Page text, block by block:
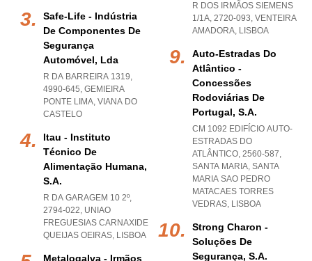
Safe-Life - Indústria
De Componentes De
Segurança
Automóvel, Lda
R DA BARREIRA 1319,
4990-645, GEMIEIRA
PONTE LIMA, VIANA DO
CASTELO
Itau - Instituto
Técnico De
Alimentação Humana,
S.a.
R DA GARAGEM 10 2º,
2794-022, UNIAO
FREGUESIAS CARNAXIDE
QUEIJAS OEIRAS, LISBOA
Metalogalva - Irmãos
R DOS IRMÃOS SIEMENS
1/1A, 2720-093, VENTEIRA
AMADORA, LISBOA
Auto-Estradas Do
Atlântico -
Concessões
Rodoviárias De
Portugal, S.a.
CM 1092 EDIFÍCIO AUTO-
ESTRADAS DO
ATLÂNTICO, 2560-587,
SANTA MARIA, SANTA
MARIA SAO PEDRO
MATACAES TORRES
VEDRAS, LISBOA
Strong Charon -
Soluções De
Segurança, S.a.